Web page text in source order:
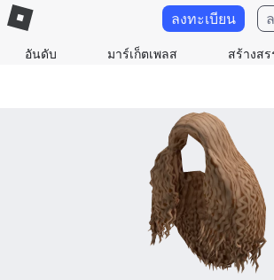
อันดับ มาร์เก็ตเพลส สร้างส
ลงทะเบียน